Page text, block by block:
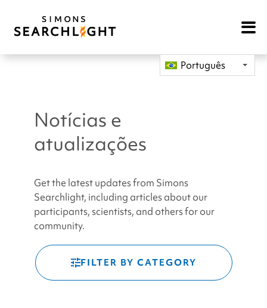
Open
Português
Notícias e
atualizações
Get the latest updates from Simons
Searchlight, including articles about our
participants, scientists, and others for our
community.
FILTER BY CATEGORY